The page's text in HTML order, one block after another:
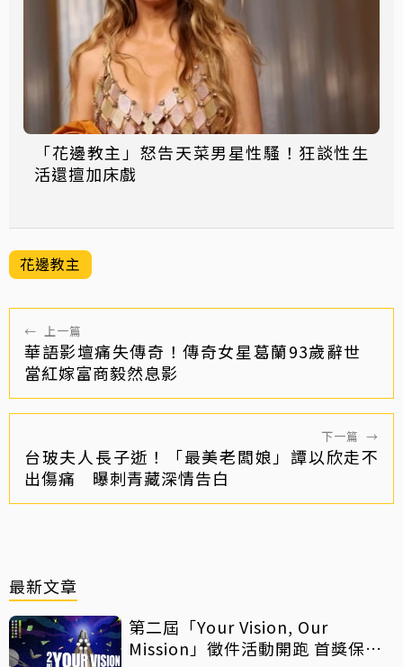
「花邊教主」怒告天菜男星性騷！狂談性生
活還擅加床戲
花邊教主
← 上一篇
華語影壇痛失傳奇！傳奇女星葛蘭93歲辭世
當紅嫁富商毅然息影
下一篇 →
台玻夫人長子逝！「最美老闆娘」譚以欣走不
出傷痛 曝刺青藏深情告白
最新文章
第二屆「Your Vision, Our
Mission」徵件活動開跑 首獎保證